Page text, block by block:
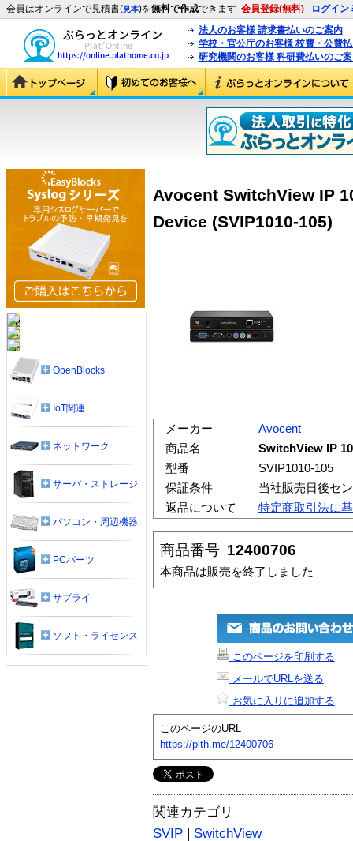
会員はオンラインで見積書(見本)を無料で作成できます 会員登録(無料) ログイン
法人のお客様 請求書払いのご案内
学校・官公庁のお客様 校費・公費
研究機関のお客様 科研費払いのご
Avocent SwitchView IP
Device (SVIP1010-105)
メーカー
Avocent
商品名
SwitchView IP
型番
SVIP1010-105
保証条件
当社販売日後セ
返品について
特定商取引法に
商品番号 12400706
本商品は販売を終了しました
このページを印刷する
メールでURLを送る
お気に入りに追加する
このページのURL
https://plth.me/12400706
関連カテゴリ
SVIP | SwitchView
OpenBlocks
IoT関連
ネットワーク
サーバ・ストレージ
パソコン・周辺機器
PCパーツ
サプライ
ソフト・ライセンス